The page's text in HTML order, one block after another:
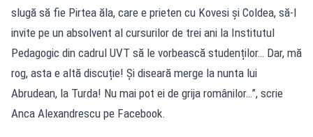
slugă să fie Pirtea ăla, care e prieten cu Kovesi și Coldea, să-l
invite pe un absolvent al cursurilor de trei ani la Institutul
Pedagogic din cadrul UVT să le vorbească studenților… Dar, mă
rog, asta e altă discuție! Și diseară merge la nunta lui
Abrudean, la Turda! Nu mai pot ei de grija românilor…”, scrie
Anca Alexandrescu pe Facebook.